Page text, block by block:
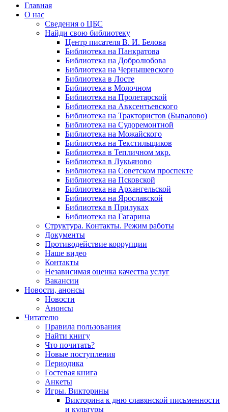
Главная
О нас
Сведения о ЦБС
Найди свою библиотеку
Центр писателя В. И. Белова
Библиотека на Панкратова
Библиотека на Добролюбова
Библиотека на Чернышевского
Библиотека в Лосте
Библиотека в Молочном
Библиотека на Пролетарской
Библиотека на Авксентьевского
Библиотека на Трактористов (Бывалово)
Библиотека на Судоремонтной
Библиотека на Можайского
Библиотека на Текстильщиков
Библиотека в Тепличном мкр.
Библиотека в Лукьяново
Библиотека на Советском проспекте
Библиотека на Псковской
Библиотека на Архангельской
Библиотека на Ярославской
Библиотека в Прилуках
Библиотека на Гагарина
Структура. Контакты. Режим работы
Документы
Противодействие коррупции
Наше видео
Контакты
Независимая оценка качества услуг
Вакансии
Новости, анонсы
Новости
Анонсы
Читателю
Правила пользования
Найти книгу
Что почитать?
Новые поступления
Периодика
Гостевая книга
Анкеты
Игры. Викторины
Викторина к дню славянской письменности
и культуры